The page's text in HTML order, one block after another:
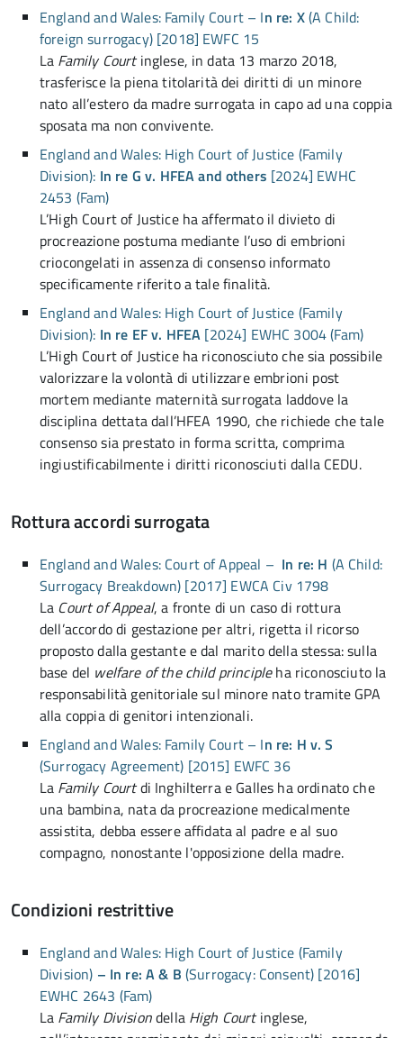
England and Wales: Family Court – In re: X(A Child:
foreign surrogacy) [2018] EWFC 15
La Family Courtinglese, in data 13 marzo 2018,
trasferisce la piena titolarità dei diritti di un minore
nato all’estero da madre surrogata in capo ad una coppia
sposata ma non convivente.
England and Wales: High Court of Justice (Family
Division): In re G v. HFEA and others [2024] EWHC
2453 (Fam)
L’High Court of Justice ha affermato il divieto di
procreazione postuma mediante l’uso di embrioni
criocongelati in assenza di consenso informato
specificamente riferito a tale finalità.
England and Wales: High Court of Justice (Family
Division): In re EF v. HFEA [2024] EWHC 3004 (Fam)
L’High Court of Justice ha riconosciuto che sia possibile
valorizzare la volontà di utilizzare embrioni post
mortem mediante maternità surrogata laddove la
disciplina dettata dall’HFEA 1990, che richiede che tale
consenso sia prestato in forma scritta, comprima
ingiustificabilmente i diritti riconosciuti dalla CEDU.
Rottura accordi surrogata
England and Wales: Court of Appeal – In re: H (A Child:
Surrogacy Breakdown) [2017] EWCA Civ 1798
La Court of Appeal, a fronte di un caso di rottura
dell’accordo di gestazione per altri, rigetta il ricorso
proposto dalla gestante e dal marito della stessa: sulla
base del welfare of the child principleha riconosciuto la
responsabilità genitoriale sul minore nato tramite GPA
alla coppia di genitori intenzionali.
England and Wales: Family Court – In re: H v. S
(Surrogacy Agreement) [2015] EWFC 36
La Family Courtdi Inghilterra e Galles ha ordinato che
una bambina, nata da procreazione medicalmente
assistita, debba essere affidata al padre e al suo
compagno, nonostante l'opposizione della madre.
Condizioni restrittive
England and Wales: High Court of Justice (Family
Division) – In re: A & B (Surrogacy: Consent) [2016]
EWHC 2643 (Fam)
La Family Divisiondella High Courtinglese,